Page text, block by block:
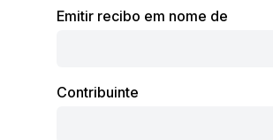
Emitir recibo em nome de
Contribuinte